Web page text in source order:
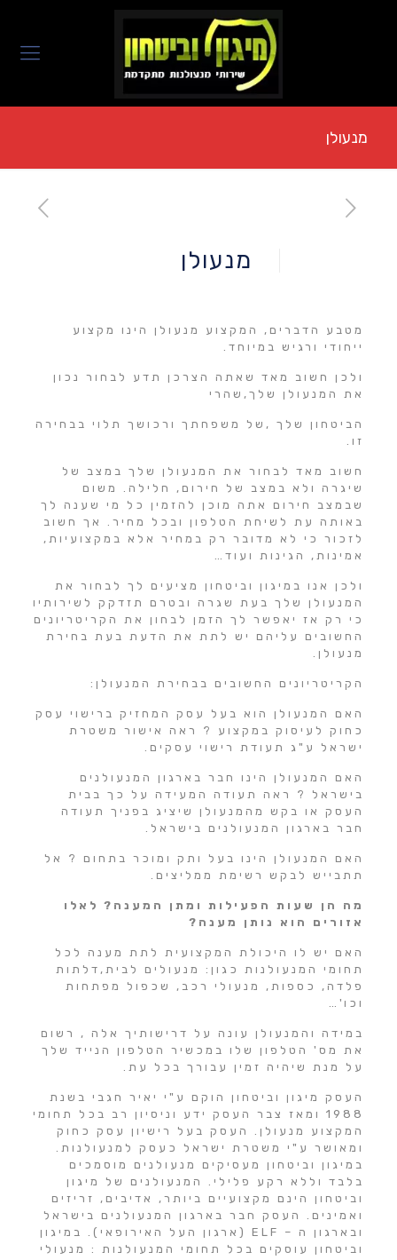
מנעולן
מנעולן
מטבע הדברים, המקצוע מנעולן הינו מקצוע
ייחודי ורגיש במיוחד.
ולכן חשוב מאד שאתה הצרכן תדע לבחור נכון
את המנעולן שלך,שהרי
הביטחון שלך ,של משפחתך ורכושך תלוי בבחירה
זו.
חשוב מאד לבחור את המנעולן שלך במצב של
שיגרה ולא במצב של חירום, חלילה. משום
שבמצב חירום אתה מוכן להזמין כל מי שענה לך
באותה עת לשיחת הטלפון ובכל מחיר. אך חשוב
לזכור כי לא מדובר רק במחיר אלא במקצועיות,
אמינות, הגינות ועוד…
ולכן אנו במיגון וביטחון מציעים לך לבחור את
המנעולן שלך בעת שגרה ובטרם תזדקק לשירותיו
כי רק אז יאפשר לך הזמן לבחון את הקריטריונים
החשובים עליהם יש לתת את הדעת בעת בחירת
מנעולן.
הקריטריונים החשובים בבחירת המנעולן:
האם המנעולן הוא בעל עסק המחזיק ברישוי עסק
כחוק לעיסוק במקצוע ? ראה אישור משטרת
ישראל ע"ג תעודת רישוי עסקים.
האם המנעולן הינו חבר בארגון המנעולנים
בישראל ? ראה תעודה המעידה על כך בבית
העסק או בקש מהמנעולן שיציג בפניך תעודה
חבר בארגון המנעולנים בישראל.
האם המנעולן הינו בעל ותק ומוכר בתחום ? אל
תתבייש לבקש רשימת ממליצים.
מה הן שעות הפעילות ומתן המענה? לאלו
אזורים הוא נותן מענה?
האם יש לו היכולת המקצועית לתת מענה לכל
תחומי המנעולנות כגון: מנעולים לבית,דלתות
פלדה, כספות, מנעולי רכב, שכפול מפתחות
וכו'…
במידה והמנעולן עונה על דרישותיך אלה , רשום
את מס' הטלפון שלו במכשיר הטלפון הנייד שלך
על מנת שיהיה זמין עבורך בכל עת.
העסק מיגון וביטחון הוקם ע"י יאיר חגבי בשנת
1988 ומאז צבר העסק ידע וניסיון רב בכל תחומי
המקצוע מנעולן. העסק בעל רישיון עסק כחוק
ומאושר ע"י משטרת ישראל כעסק למנעולנות.
במיגון וביטחון מעסיקים מנעולנים מוסמכים
בלבד וללא רקע פלילי. המנעולנים של מיגון
וביטחון הינם מקצועיים ביותר, אדיבים, זריזים
ואמינים. העסק חבר בארגון המנעולנים בישראל
ובארגון ה – ELF (ארגון העל האירופאי). במיגון
וביטחון עוסקים בכל תחומי המנעולנות : מנעולי